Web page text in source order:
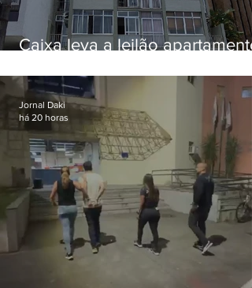
Caixa leva a leilão apartamento
Botafogo
Jornal Daki
há 20 horas